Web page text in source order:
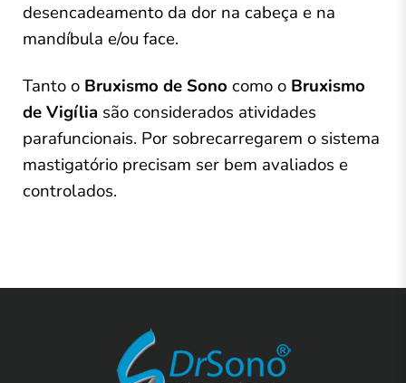
desencadeamento da dor na cabeça e na
mandíbula e/ou face.
Tanto o Bruxismo de Sono como o Bruxismo
de Vigília são considerados atividades
parafuncionais. Por sobrecarregarem o sistema
mastigatório precisam ser bem avaliados e
controlados.